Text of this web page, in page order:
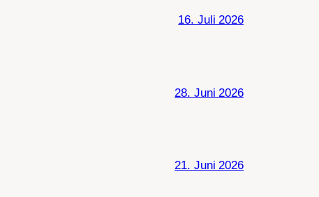
16. Juli 2026
28. Juni 2026
21. Juni 2026